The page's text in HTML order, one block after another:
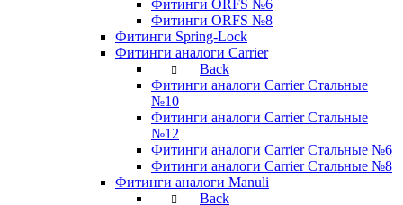
Фитинги ORFS №6
Фитинги ORFS №8
Фитинги Spring-Lock
Фитинги аналоги Carrier
Back
Фитинги аналоги Carrier Стальные
№10
Фитинги аналоги Carrier Стальные
№12
Фитинги аналоги Carrier Стальные №6
Фитинги аналоги Carrier Стальные №8
Фитинги аналоги Manuli
Back